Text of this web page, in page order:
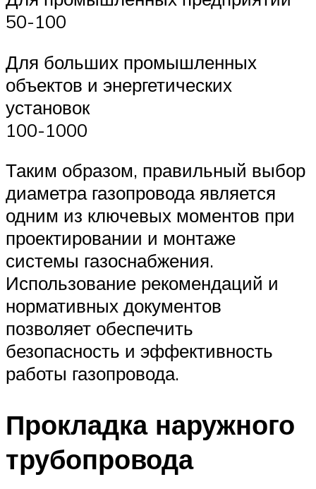
50-100
Для больших промышленных
объектов и энергетических
установок
100-1000
Таким образом, правильный выбор
диаметра газопровода является
одним из ключевых моментов при
проектировании и монтаже
системы газоснабжения.
Использование рекомендаций и
нормативных документов
позволяет обеспечить
безопасность и эффективность
работы газопровода.
Прокладка наружного
трубопровода